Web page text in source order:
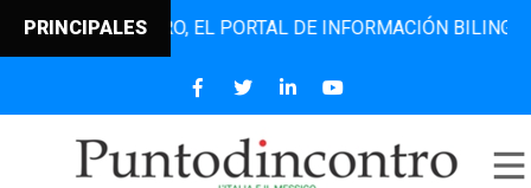
PRINCIPALESEL PORTAL DE INFORMACIÓN BILINGÜE